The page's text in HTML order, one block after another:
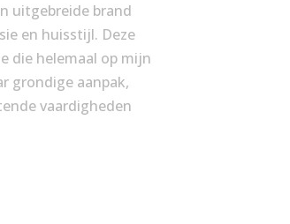
uitgebreide brand
en huisstijl. Deze
die helemaal op mijn
grondige aanpak,
vaardigheden